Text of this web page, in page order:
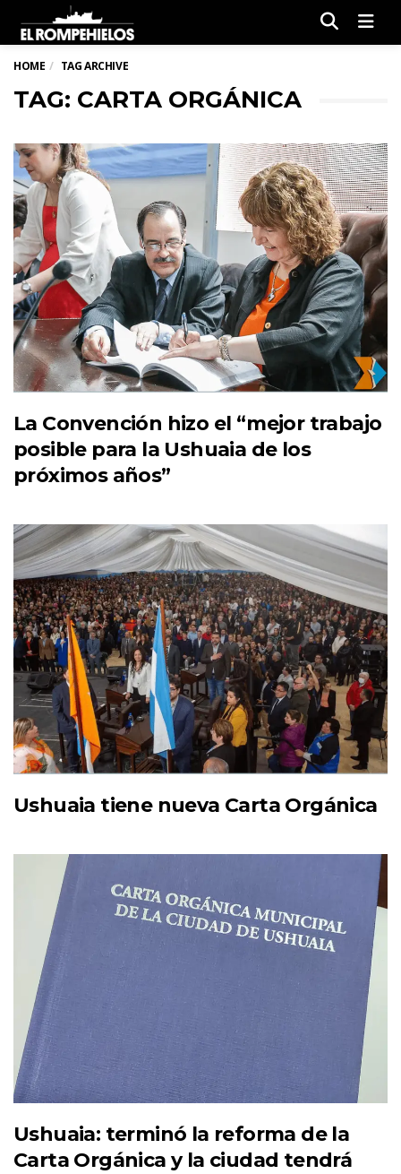
HOME TAG ARCHIVE
TAG: CARTA ORGÁNICA
La Convención hizo el “mejor trabajo
posible para la Ushuaia de los
próximos años”
Ushuaia tiene nueva Carta Orgánica
Ushuaia: terminó la reforma de la
Carta Orgánica y la ciudad tendrá